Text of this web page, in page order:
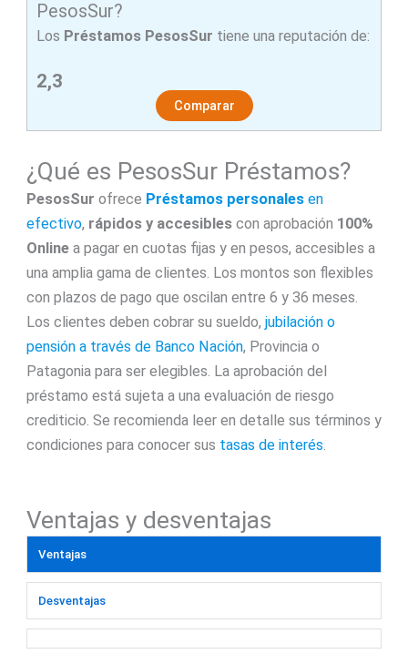
PesosSur?
Los Préstamos PesosSur tiene una reputación de:
2,3
Comparar
¿Qué es PesosSur Préstamos?
PesosSur ofrece Préstamos personales en
efectivo, rápidos y accesiblescon aprobación 100%
Onlinea pagar en cuotas fijas y en pesos, accesibles a
una amplia gama de clientes. Los montos son flexibles
con plazos de pago que oscilan entre 6 y 36 meses.
Los clientes deben cobrar su sueldo, jubilación o
pensión a través de Banco Nación, Provincia o
Patagonia para ser elegibles. La aprobación del
préstamo está sujeta a una evaluación de riesgo
crediticio. Se recomienda leer en detalle sus términos y
condiciones para conocer sus tasas de interés
Ventajas y desventajas
Ventajas
Desventajas